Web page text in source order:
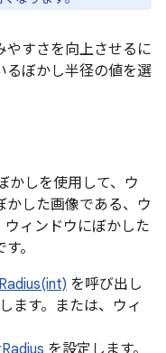
やすさを向上させるに
るぼかし半径の値を選
かしを使用して、ウ
かした画像である、ウ
ィンドウにぼかした
。
を呼び出し
ます。または、ウィ
を設定します。